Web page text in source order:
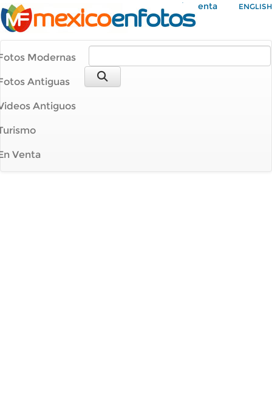
Mi Cuenta ENGLISH
Modernas
Antiguas
Antiguos
Venta